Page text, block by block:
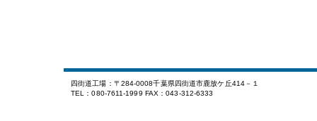
四街道工場：〒284-0008千葉県四街道市鹿放ケ丘414－１
TEL：080-7611-1999 FAX：043-312-6333